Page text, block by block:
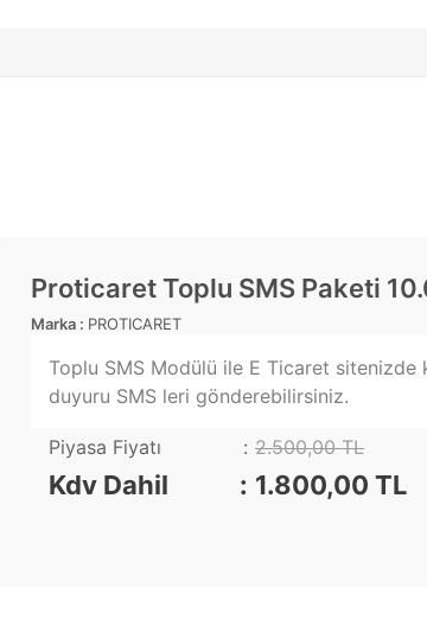
Proticaret Toplu SMS Paketi
Marka : PROTICARET
Toplu SMS Modülü ile E Ticaret
duyuru SMS leri gönderebilirsiniz.
Piyasa Fiyatı 2.500,00 TL
Kdv Dahil 1.800,00 TL